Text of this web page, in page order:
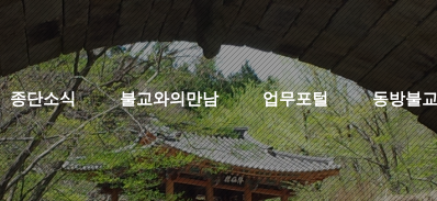
종단소식 불교와의만남 업무포털 동방불